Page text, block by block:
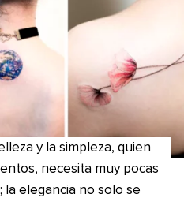
y la simpleza, quien
necesita muy pocas
la elegancia no solo se